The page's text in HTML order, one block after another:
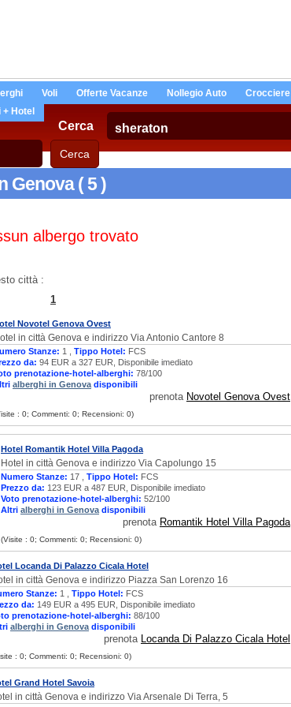
Voli Offerte Vacanze Nollegio Auto Crocciere
+ Hotel
Cerca
Genova ( 5 )
albergo trovato
città :
1
Novotel Genova Ovest
in città Genova e indirizzo Via Antonio Cantore 8
Stanze: 1 , Tippo Hotel: FCS
da: 94 EUR a 327 EUR, Disponibile imediato
prenotazione-hotel-alberghi: 78/100
alberghi in Genova disponibili
prenota Novotel Genova Ovest
: 0; Commenti: 0; Recensioni: 0)
Hotel Romantik Hotel Villa Pagoda
Hotel in città Genova e indirizzo Via Capolungo 15
Numero Stanze: 17 , Tippo Hotel: FCS
Prezzo da: 123 EUR a 487 EUR, Disponibile imediato
Voto prenotazione-hotel-alberghi: 52/100
Altri alberghi in Genova disponibili
prenota Romantik Hotel Villa Pagoda
(Visite : 0; Commenti: 0; Recensioni: 0)
Locanda Di Palazzo Cicala Hotel
in città Genova e indirizzo Piazza San Lorenzo 16
Stanze: 1 , Tippo Hotel: FCS
da: 149 EUR a 495 EUR, Disponibile imediato
prenotazione-hotel-alberghi: 88/100
alberghi in Genova disponibili
prenota Locanda Di Palazzo Cicala Hotel
: 0; Commenti: 0; Recensioni: 0)
Grand Hotel Savoia
in città Genova e indirizzo Via Arsenale Di Terra, 5